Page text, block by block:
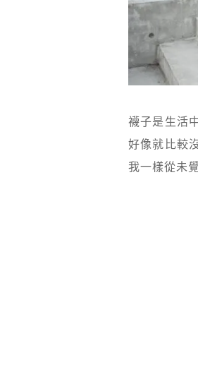
襪子是生活
好像就比較
我一樣從未